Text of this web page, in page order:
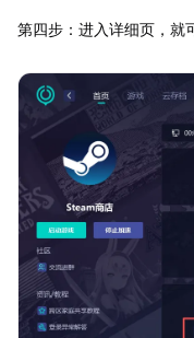
第四步：进入详细页，就